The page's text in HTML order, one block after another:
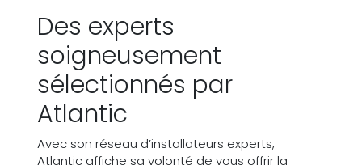
Des experts
soigneusement
sélectionnés par
Atlantic
Avec son réseau d’installateurs experts,
Atlantic affiche sa volonté de vous offrir la